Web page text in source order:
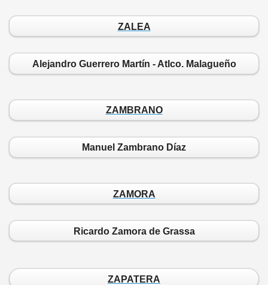
ZALEA
Alejandro Guerrero Martín - Atlco. Malagueño
ZAMBRANO
Manuel Zambrano Díaz
ZAMORA
Ricardo Zamora de Grassa
ZAPATERA